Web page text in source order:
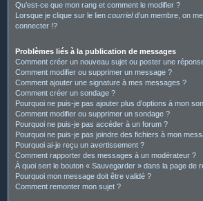
Qu’est-ce que mon rang et comment le modifier ?
Lorsque je clique sur le lien courrield’un membre, on
connecter !?
Problèmes liés à la publication de messages
Comment créer un nouveau sujet ou poster une
Comment modifier ou supprimer un message ?
Comment ajouter une signature à mes messages ?
Comment créer un sondage ?
Pourquoi ne puis-je pas ajouter plus d’options à mon
Comment modifier ou supprimer un sondage ?
Pourquoi ne puis-je pas accéder à un forum ?
Pourquoi ne puis-je pas joindre des fichiers à mon
Pourquoi ai-je reçu un avertissement ?
Comment rapporter des messages à un modérateur ?
À quoi sert le bouton « Sauvegarder » dans la page de
Pourquoi mon message doit être validé ?
Comment remonter mon sujet ?